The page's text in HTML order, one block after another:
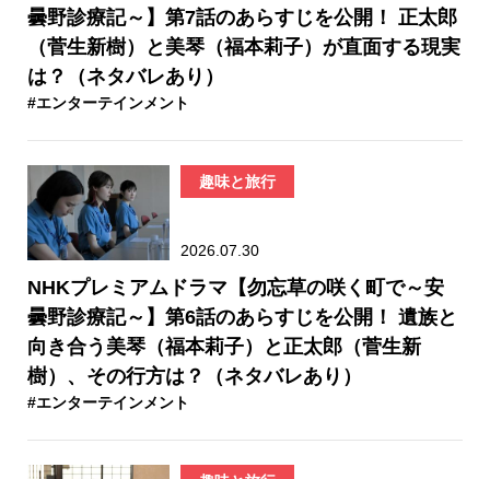
曇野診療記～】第7話のあらすじを公開！ 正太郎
（菅生新樹）と美琴（福本莉子）が直面する現実
は？（ネタバレあり）
#エンターテインメント
趣味と旅行
2026.07.30
NHKプレミアムドラマ【勿忘草の咲く町で～安
曇野診療記～】第6話のあらすじを公開！ 遺族と
向き合う美琴（福本莉子）と正太郎（菅生新
樹）、その行方は？（ネタバレあり）
#エンターテインメント